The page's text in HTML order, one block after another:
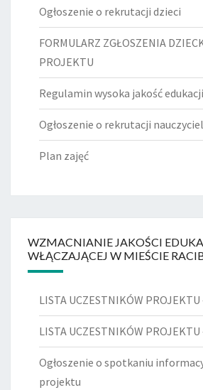
Ogłoszenie o rekrutacji dzieci
FORMULARZ ZGŁOSZENIA
PROJEKTU
Regulamin wysoka jakość edukacji
Ogłoszenie o rekrutacji
Plan zajęć
WZMACNIANIE JAKOŚCI
WŁĄCZAJĄCEJ W MIEŚCIE
LISTA UCZESTNIKÓW PROJEKTU
LISTA UCZESTNIKÓW PROJEKTU
Ogłoszenie o spotkaniu
projektu